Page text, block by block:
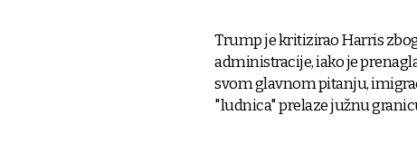
Trump je kritizirao Harris
administracije, iako je
svom glavnom pitanju,
"ludnica" prelaze južnu